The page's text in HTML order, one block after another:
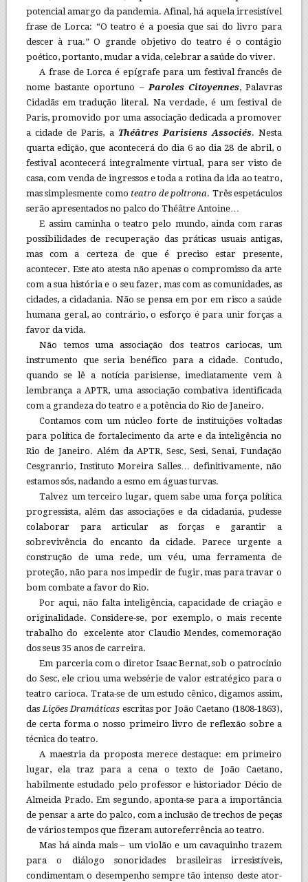
potencial amargo da pandemia. Afinal, há aquela irresistível
frase de Lorca: “O teatro é a poesia que sai do livro para
descer à rua.” O grande objetivo do teatro é o contágio
poético, portanto, mudar a vida, celebrar a saúde do viver.
A frase de Lorca é epígrafe para um festival francês de
nome bastante oportuno – Paroles Citoyennes, Palavras
Cidadãs em tradução literal. Na verdade, é um festival de
Paris, promovido por uma associação dedicada a promover
a cidade de Paris, a Théâtres Parisiens Associés. Nesta
quarta edição, que acontecerá do dia 6 ao dia 28 de abril, o
festival acontecerá integralmente virtual, para ser visto de
casa, com venda de ingressos e toda a rotina da ida ao teatro,
mas simplesmente como teatro de poltrona. Três espetáculos
serão apresentados no palco do Théâtre Antoine…
E assim caminha o teatro pelo mundo, ainda com raras
possibilidades de recuperação das práticas usuais antigas,
mas com a certeza de que é preciso estar presente,
acontecer. Este ato atesta não apenas o compromisso da arte
com a sua história e o seu fazer, mas com as comunidades, as
cidades, a cidadania. Não se pensa em por em risco a saúde
humana geral, ao contrário, o esforço é para unir forças a
favor da vida.
Não temos uma associação dos teatros cariocas, um
instrumento que seria benéfico para a cidade. Contudo,
quando se lê a notícia parisiense, imediatamente vem à
lembrança a APTR, uma associação combativa identificada
com a grandeza do teatro e a potência do Rio de Janeiro.
Contamos com um núcleo forte de instituições voltadas
para política de fortalecimento da arte e da inteligência no
Rio de Janeiro. Além da APTR, Sesc, Sesi, Senai, Fundação
Cesgranrio, Instituto Moreira Salles… definitivamente, não
estamos sós, nadando a esmo em águas turvas.
Talvez um terceiro lugar, quem sabe uma força política
progressista, além das associações e da cidadania, pudesse
colaborar para articular as forças e garantir a
sobrevivência do encanto da cidade. Parece urgente a
construção de uma rede, um véu, uma ferramenta de
proteção, não para nos impedir de fugir, mas para travar o
bom combate a favor do Rio.
Por aqui, não falta inteligência, capacidade de criação e
originalidade. Considere-se, por exemplo, o mais recente
trabalho do excelente ator Claudio Mendes, comemoração
dos seus 35 anos de carreira.
Em parceria com o diretor Isaac Bernat, sob o patrocínio
do Sesc, ele criou uma websérie de valor estratégico para o
teatro carioca. Trata-se de um estudo cênico, digamos assim,
das Lições Dramáticas escritas por João Caetano (1808-1863),
de certa forma o nosso primeiro livro de reflexão sobre a
técnica do teatro.
A maestria da proposta merece destaque: em primeiro
lugar, ela traz para a cena o texto de João Caetano,
habilmente estudado pelo professor e historiador Décio de
Almeida Prado. Em segundo, aponta-se para a importância
de pensar a arte do palco, com a inclusão de trechos de peças
de vários tempos que fizeram autoreferrência ao teatro.
Mas há ainda mais – um violão e um cavaquinho trazem
para o diálogo sonoridades brasileiras irresistíveis,
condimentam o desempenho sempre tão intenso deste ator-